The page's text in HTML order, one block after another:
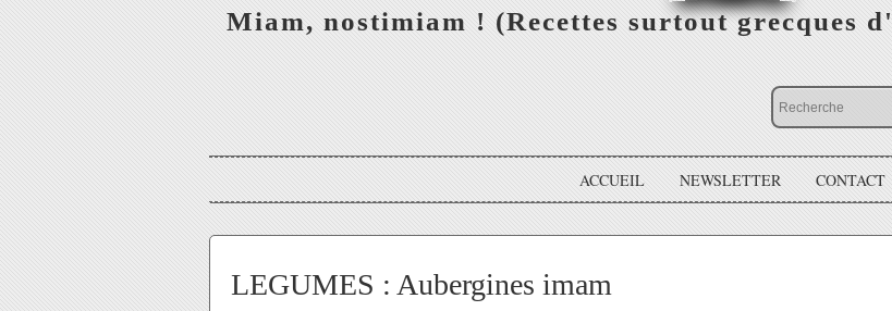
Miam, nostimiam ! (Recettes surtout grecques
ACCUEIL NEWSLETTER CONTACT
LEGUMES : Aubergines imam